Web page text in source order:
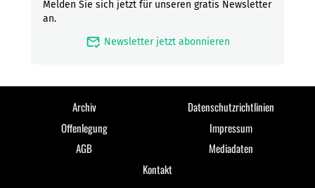
Melden Sie sich jetzt für unseren gratis Newsletter
an.
mark_email_read Newsletter jetzt abonnieren
Archiv
Datenschutzrichtlinien
Offenlegung
Impressum
AGB
Mediadaten
Kontakt